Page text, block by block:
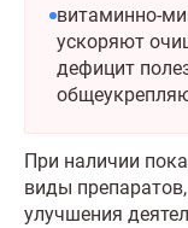
витаминно-
ускоряют
дефицит
При наличии
виды
улучшения